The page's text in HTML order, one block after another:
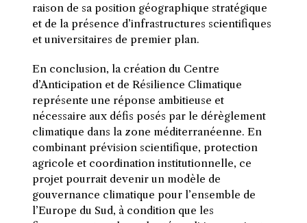
raison de sa position géographique stratégique
et de la présence d’infrastructures scientifiques
et universitaires de premier plan.
En conclusion, la création du Centre
d’Anticipation et de Résilience Climatique
représente une réponse ambitieuse et
nécessaire aux défis posés par le dérèglement
climatique dans la zone méditerranéenne. En
combinant prévision scientifique, protection
agricole et coordination institutionnelle, ce
projet pourrait devenir un modèle de
gouvernance climatique pour l’ensemble de
l’Europe du Sud, à condition que les